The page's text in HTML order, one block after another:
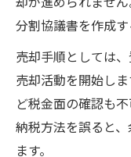
分割協議書を作成す
売却手順としては
売却活動を開始し
ど税金面の確認も
納税方法を誤ると
ます。